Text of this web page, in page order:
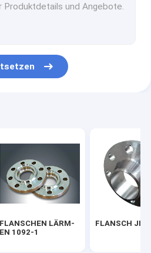
PASST
FLANSCHEN LÄRM-
EN 1092-1
FLANSCH JIS